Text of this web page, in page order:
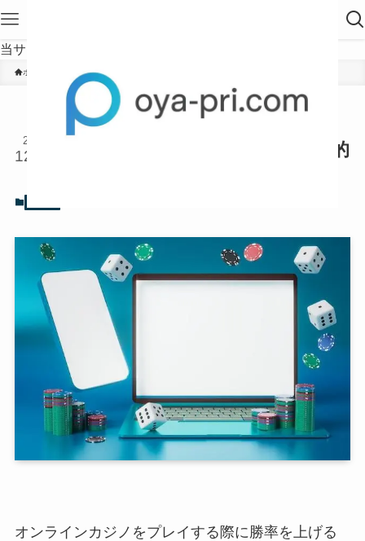
当サイトは、海外在住者に向けて発信しています。
ホーム
【カジノの必勝法】モンテカル
ロ法は勝てない？使い方を数学的
2024
12/24
オンラインカジノをプレイする際に勝率を上げる